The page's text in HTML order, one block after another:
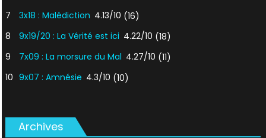
7
3x18 : Malédiction 4.13/10 (16)
8
9x19/20 : La Vérité est ici 4.22/10 (18)
9
7x09 : La morsure du Mal 4.27/10 (11)
10 9x07 : Amnésie 4.3/10 (10)
Archives